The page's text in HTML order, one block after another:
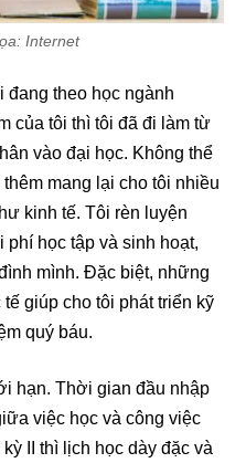
Internet
đang theo học ngành
của tôi thì tôi đã đi làm từ
vào đại học. Không thể
mang lại cho tôi nhiều
kinh tế. Tôi rèn luyện
học tập và sinh hoạt,
mình. Đặc biệt, những
giúp cho tôi phát triển kỹ
quý báu.
hạn. Thời gian đầu nhập
việc học và công việc
II thì lịch học dày đặc và